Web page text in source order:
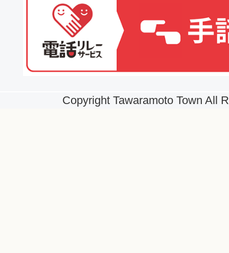
Copyright Tawaramoto Town All